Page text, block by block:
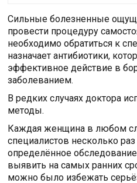
Сильные болезненные
провести процедуру
необходимо обратиться к
назначает антибиотики,
эффективное действие в
заболеванием.
В редких случаях доктора
методы.
Каждая женщина в любом
специалистов несколько
определённое
выявить на самых ранних
можно было избежать